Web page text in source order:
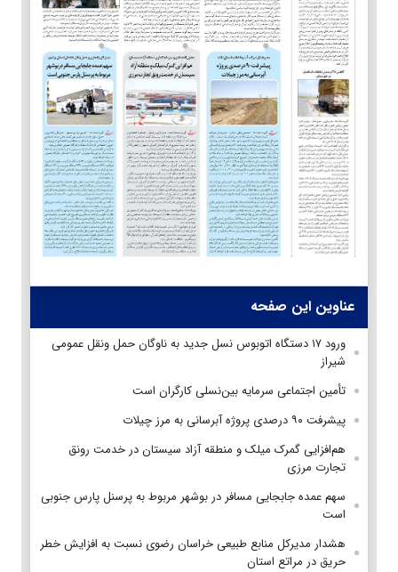
عناوین این صفحه
ورود ۱۷ دستگاه اتوبوس نسل جدید به ناوگان حمل ونقل عمومی
شیراز
تأمین اجتماعی سرمایه بین‌نسلی کارگران است
پیشرفت ۹۰ درصدی پروژه آبرسانی به مرز چیلات
هم‌افزایی گمرک میلک و منطقه آزاد سیستان در خدمت رونق
تجارت مرزی
سهم عمده جابجایی‌ مسافر در بوشهر مربوط به پرسنل پارس جنوبی
است
هشدار مدیرکل منابع طبیعی خراسان رضوی نسبت به افزایش خطر
حریق در مراتع استان